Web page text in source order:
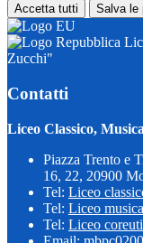
Accetta tutti Salva le
Zucchi"
Contatti
Liceo Classico,
Piazza Trento e
16, 22, 20900
Tel: Liceo
Tel: Liceo
Tel: Liceo